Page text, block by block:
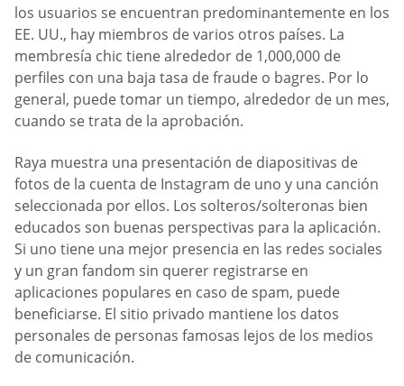
los usuarios se encuentran predominantemente en los
EE. UU., hay miembros de varios otros países. La
membresía chic tiene alrededor de 1,000,000 de
perfiles con una baja tasa de fraude o bagres. Por lo
general, puede tomar un tiempo, alrededor de un mes,
cuando se trata de la aprobación.
Raya muestra una presentación de diapositivas de
fotos de la cuenta de Instagram de uno y una canción
seleccionada por ellos. Los solteros/solteronas bien
educados son buenas perspectivas para la aplicación.
Si uno tiene una mejor presencia en las redes sociales
y un gran fandom sin querer registrarse en
aplicaciones populares en caso de spam, puede
beneficiarse. El sitio privado mantiene los datos
personales de personas famosas lejos de los medios
de comunicación.